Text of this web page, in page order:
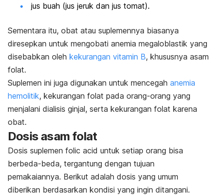
jus buah (jus jeruk dan jus tomat).
Sementara itu, obat atau suplemennya biasanya
diresepkan untuk mengobati anemia megaloblastik yang
disebabkan oleh kekurangan vitamin B, khususnya asam
folat.
Suplemen ini juga digunakan untuk mencegah anemia
hemolitik, kekurangan folat pada orang-orang yang
menjalani dialisis ginjal, serta kekurangan folat karena
obat.
Dosis asam folat
Dosis suplemen folic acid untuk setiap orang bisa
berbeda-beda, tergantung dengan tujuan
pemakaiannya. Berikut adalah dosis yang umum
diberikan berdasarkan kondisi yang ingin ditangani.